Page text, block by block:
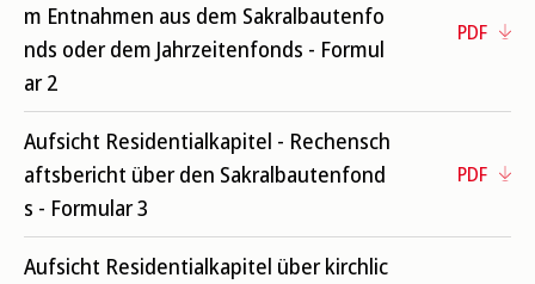
m Entnahmen aus dem Sakralbautenfo
nds oder dem Jahrzeitenfonds - Formul
ar 2
PDF
Aufsicht Residentialkapitel - Rechensch
aftsbericht über den Sakralbautenfond
s - Formular 3
PDF
Aufsicht Residentialkapitel über kirchlic